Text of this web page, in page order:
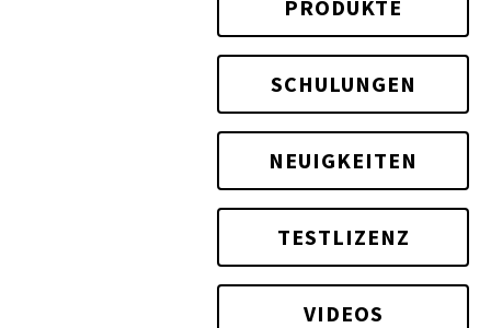
PRODUKTE
SCHULUNGEN
NEUIGKEITEN
TESTLIZENZ
VIDEOS